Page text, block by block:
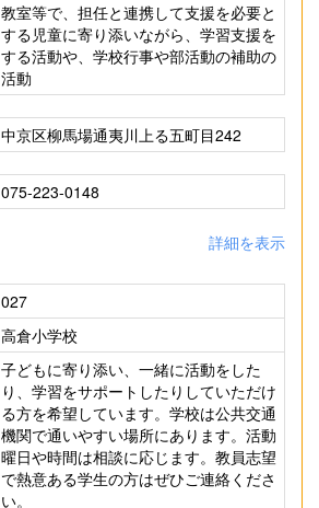
教室等で、担任と連携して支援を必要と
する児童に寄り添いながら、学習支援を
する活動や、学校行事や部活動の補助の
活動
中京区柳馬場通夷川上る五町目242
075-223-0148
詳細を表示
027
高倉小学校
子どもに寄り添い、一緒に活動をした
り、学習をサポートしたりしていただけ
る方を希望しています。学校は公共交通
機関で通いやすい場所にあります。活動
曜日や時間は相談に応じます。教員志望
で熱意ある学生の方はぜひご連絡くださ
い。